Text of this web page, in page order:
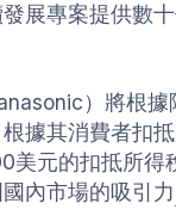
展專案提供數
）將根
據其消費者扣
美元的扣抵所
內市場的吸引力